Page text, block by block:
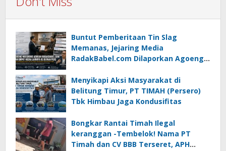
Buntut Pemberitaan Tin Slag
Memanas, Jejaring Media
RadakBabel.com Dilaporkan Agoeng
Menyikapi Aksi Masyarakat di
Belitung Timur, PT TIMAH (Persero)
Tbk Himbau Jaga Kondusifitas
Bongkar Rantai Timah Ilegal
keranggan -Tembelok! Nama PT
Timah dan CV BBB Terseret, APH